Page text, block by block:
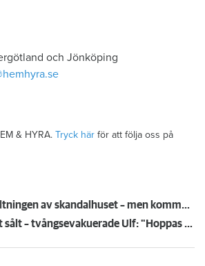
och Jönköping
& HYRA. Tryck här för att följa oss på
Slut på tvångsförvaltningen av skandalhuset – men kommunen tvivlar på nya ägarens plan
Värsta värden-huset sålt – tvångsevakuerade Ulf: "Hoppas få flytta tillbaka"